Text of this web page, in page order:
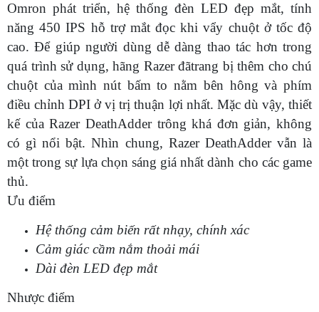
Omron phát triển, hệ thống đèn LED đẹp mắt, tính
năng 450 IPS hỗ trợ mắt đọc khi vẩy chuột ở tốc độ
cao. Để giúp người dùng dễ dàng thao tác hơn trong
quá trình sử dụng, hãng Razer đãtrang bị thêm cho chú
chuột của mình nút bấm to nằm bên hông và phím
điều chỉnh DPI ở vị trị thuận lợi nhất. Mặc dù vậy, thiết
kế của Razer DeathAdder trông khá đơn giản, không
có gì nổi bật. Nhìn chung, Razer DeathAdder vẫn là
một trong sự lựa chọn sáng giá nhất dành cho các game
thủ.
Ưu điểm
Hệ thống cảm biến rất nhạy, chính xác
Cảm giác cầm nắm thoải mái
Dài đèn LED đẹp mắt
Nhược điểm